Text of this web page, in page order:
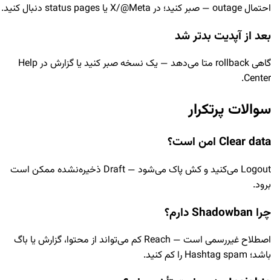
احتمال outage — صبر کنید؛ در X/@Meta یا status pages دنبال کنید.
بعد از آپدیت بدتر شد
گاهی rollback متا می‌دهد — یک نسخه صبر کنید یا گزارش در Help
Center.
سوالات پرتکرار
Clear data امن است؟
Logout می‌کنید و کش پاک می‌شود — Draft ذخیره‌نشده ممکن است
برود.
چرا Shadowban دارم؟
اصطلاح غیررسمی است — Reach کم می‌تواند از محتوا، گزارش یا باگ
باشد؛ Hashtag spam را کم کنید.